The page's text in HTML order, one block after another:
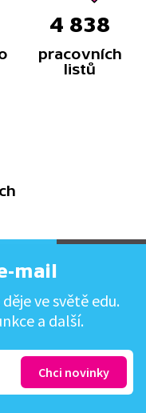
4 838
pracovních
listů
mail
ve světě edu.
a další.